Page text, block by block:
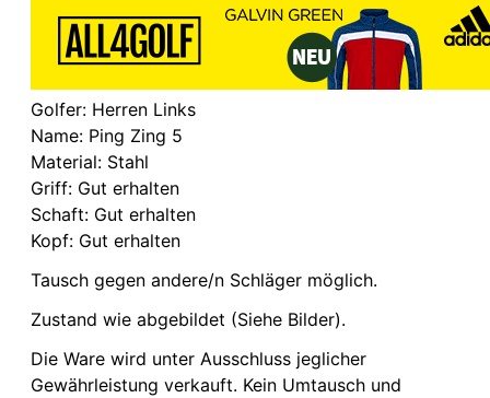
Golfer: Herren Links
Name: Ping Zing 5
Material: Stahl
Griff: Gut erhalten
Schaft: Gut erhalten
Kopf: Gut erhalten
Tausch gegen andere/n Schläger möglich.
Zustand wie abgebildet (Siehe Bilder).
Die Ware wird unter Ausschluss jeglicher
Gewährleistung verkauft. Kein Umtausch und